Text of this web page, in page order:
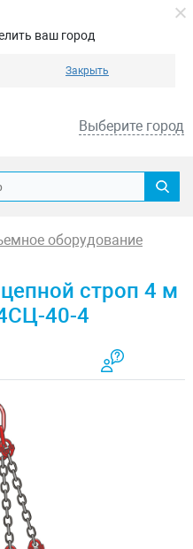
ваш город
Закрыть
Выберите город
оборудование
строп 4 м
40-4